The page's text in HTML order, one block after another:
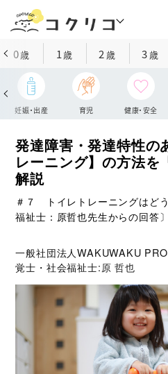
0歳 1歳 2 歳 3歳
妊娠・出産 育児 健康・安全
発達障害・発達特性の
レーニング】の方法を
解説
＃７ トイレトレーニングはど
福祉士：原哲也先生からの回答〕
一般社団法人WAKUWAKU
覚士・社会福祉士:原 哲也